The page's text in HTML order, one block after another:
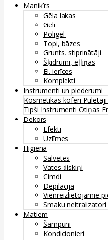
Manikīrs
Gēla lakas
Gēli
Poligeli
Topi, bāzes
Grunts, stiprinātāji
Šķidrumi, eļļiņas
El. ierīces
Komplekti
Instrumenti un piederumi
Kosmētikas koferi Pulētāji
Tipši Instrumenti Otiņas
Dekors
Efekti
Uzlīmes
Higiēna
Salvetes
Vates diskiņi
Cimdi
Depilācija
Vienreizlietojamie
Smaku neitralizatori
Matiem
Šampūni
Kondicionieri